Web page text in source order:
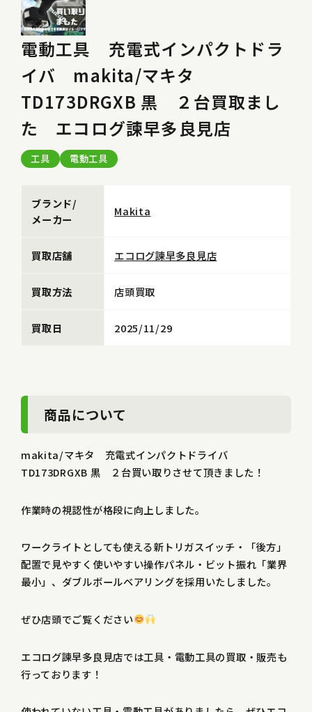
電動工具 充電式インパクトドラ
イバ makita/マキタ
TD173DRGXB 黒 ２台買取まし
た エコログ諫早多良見店
工具 電動工具
ブランド/
メーカー
Makita
買取店舗 エコログ諫早多良見店
買取方法 店頭買取
買取日 2025/11/29
商品について
makita/マキタ 充電式インパクトドライバ
TD173DRGXB 黒 ２台買い取りさせて頂きました！
作業時の視認性が格段に向上しました。
ワークライトとしても使える新トリガスイッチ・「後方」
配置で見やすく使いやすい操作パネル・ビット振れ「業界
最小」、ダブルボールベアリングを採用いたしました。
ぜひ店頭でご覧ください
エコログ諫早多良見店では工具・電動工具の買取・販売も
行っております！